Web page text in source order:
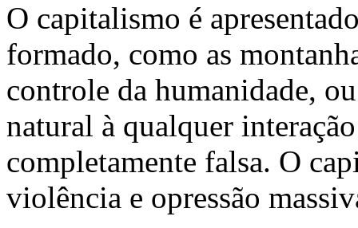
O capitalismo é
formado, como as
controle da humanidade,
natural à qualquer
completamente falsa. O
violência e opressão